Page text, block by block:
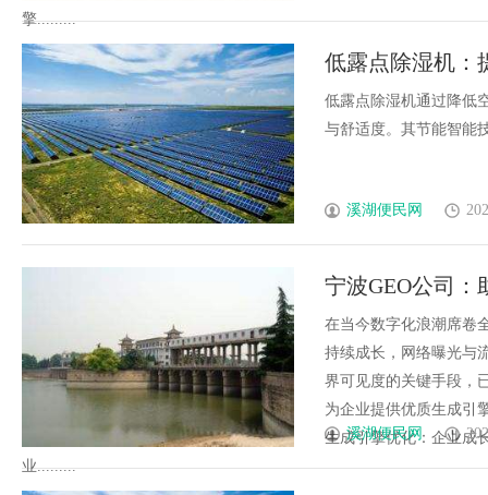
擎.........
低露点除湿机：
低露点除湿机通过降低
与舒适度。其节能智能
溪湖便民网
宁波GEO公司：
在当今数字化浪潮席卷
持续成长，网络曝光与
界可见度的关键手段，
为企业提供优质生成引
生成引擎优化：企业成
业.........
溪湖便民网